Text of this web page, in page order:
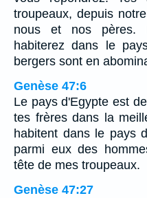
troupeaux, depuis
nous et nos pères.
habiterez dans le
bergers sont en
Genèse 47:6
Le pays d'Egypte est
tes frères dans la
habitent dans le pays
parmi eux des
tête de mes troupeaux.
Genèse 47:27